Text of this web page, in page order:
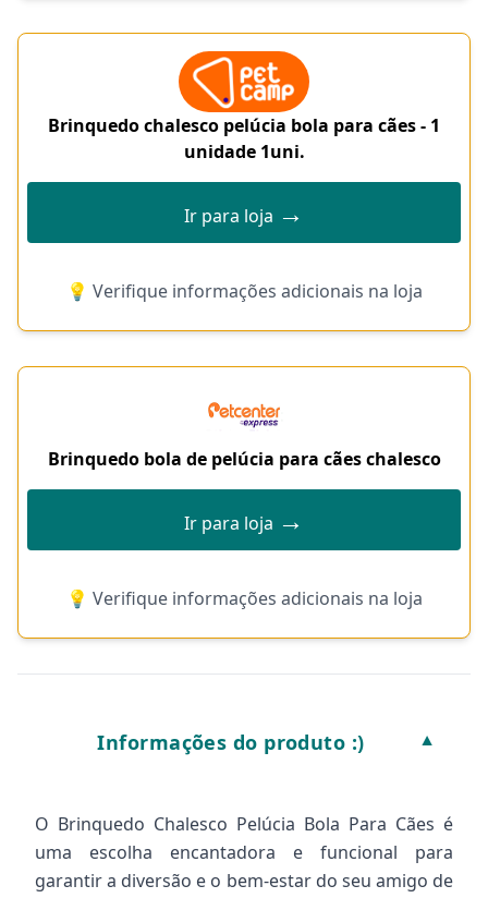
Brinquedo chalesco pelúcia bola para cães - 1
unidade 1uni.
Ir para loja →
💡 Verifique informações adicionais na loja
Brinquedo bola de pelúcia para cães chalesco
Ir para loja →
💡 Verifique informações adicionais na loja
Informações do produto :) ▼
O Brinquedo Chalesco Pelúcia Bola Para Cães é
uma escolha encantadora e funcional para
garantir a diversão e o bem-estar do seu amigo de